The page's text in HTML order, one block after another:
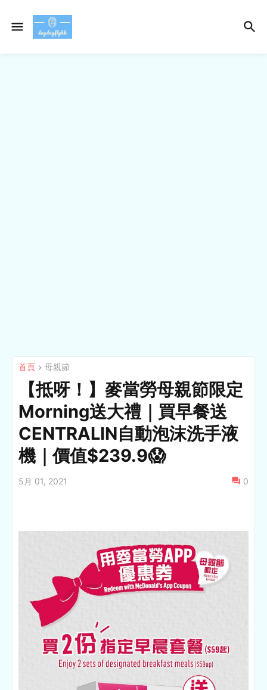
首頁 母親節
【抵呀！】麥當勞母親節限定
Morning送大禮｜買早餐送
CENTRALIN自動泡沫洗手液
機｜價值$239.9😱
5月 01, 2021 0